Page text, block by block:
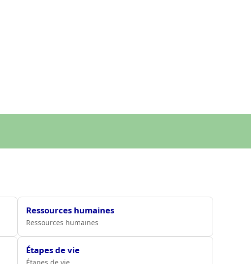
Ressources humaines
Ressources humaines
Étapes de vie
Étapes de vie